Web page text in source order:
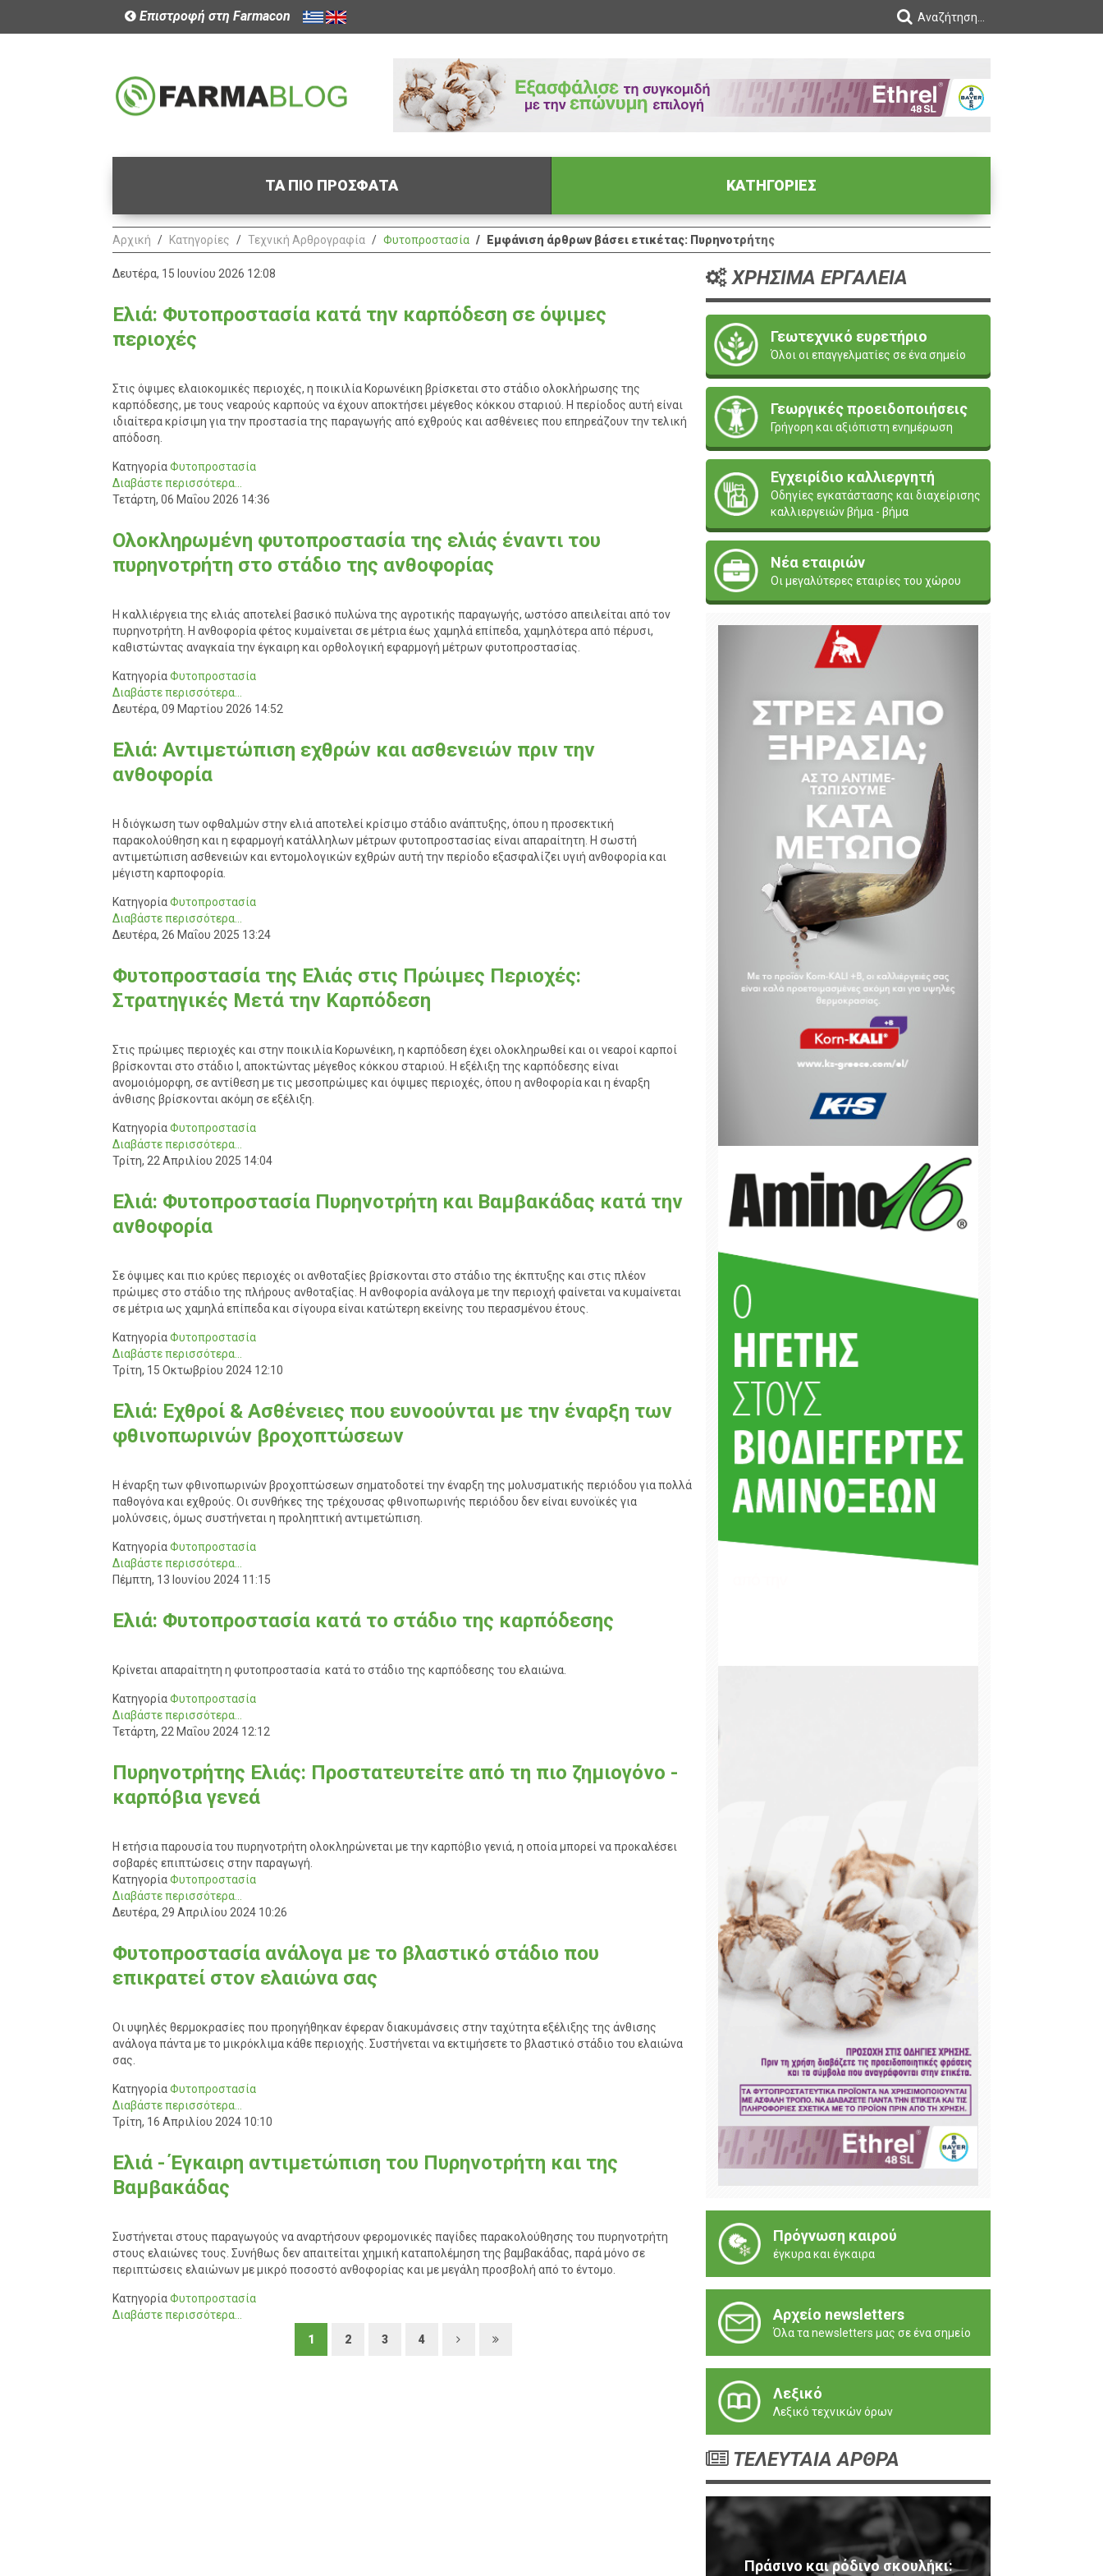
Επιστροφή στη Farmacon
ΤΑ ΠΙΟ ΠΡΟΣΦΑΤΑ ΚΑΤΗΓΟΡΙΕΣ
Αρχική Κατηγορίες Τεχνική Αρθρογραφία Φυτοπροστασία Εμφάνιση άρθρων βάσει ετικέτας: Πυρηνοτρήτης
Δευτέρα, 15 Ιουνίου 2026 12:08
Ελιά: Φυτοπροστασία κατά την καρπόδεση σε όψιμες
περιοχές
Στις όψιμες ελαιοκομικές περιοχές, η ποικιλία Κορωνέικη βρίσκεται στο στάδιο ολοκλήρωσης της
καρπόδεσης, με τους νεαρούς καρπούς να έχουν αποκτήσει μέγεθος κόκκου σταριού. Η περίοδος αυτή είναι
ιδιαίτερα κρίσιμη για την προστασία της παραγωγής από εχθρούς και ασθένειες που επηρεάζουν την τελική
απόδοση.
ΚατηγορίαΦυτοπροστασία
Διαβάστε περισσότερα...
Τετάρτη, 06 Μαΐου 2026 14:36
Ολοκληρωμένη φυτοπροστασία της ελιάς έναντι του
πυρηνοτρήτη στο στάδιο της ανθοφορίας
Η καλλιέργεια της ελιάς αποτελεί βασικό πυλώνα της αγροτικής παραγωγής, ωστόσο απειλείται από τον
πυρηνοτρήτη. Η ανθοφορία φέτος κυμαίνεται σε μέτρια έως χαμηλά επίπεδα, χαμηλότερα από πέρυσι,
καθιστώντας αναγκαία την έγκαιρη και ορθολογική εφαρμογή μέτρων φυτοπροστασίας.
ΚατηγορίαΦυτοπροστασία
Διαβάστε περισσότερα...
Δευτέρα, 09 Μαρτίου 2026 14:52
Ελιά: Αντιμετώπιση εχθρών και ασθενειών πριν την
ανθοφορία
Η διόγκωση των οφθαλμών στην ελιά αποτελεί κρίσιμο στάδιο ανάπτυξης, όπου η προσεκτική
παρακολούθηση και η εφαρμογή κατάλληλων μέτρων φυτοπροστασίας είναι απαραίτητη. Η σωστή
αντιμετώπιση ασθενειών και εντομολογικών εχθρών αυτή την περίοδο εξασφαλίζει υγιή ανθοφορία και
μέγιστη καρποφορία.
ΚατηγορίαΦυτοπροστασία
Διαβάστε περισσότερα...
Δευτέρα, 26 Μαΐου 2025 13:24
Φυτοπροστασία της Ελιάς στις Πρώιμες Περιοχές:
Στρατηγικές Μετά την Καρπόδεση
Στις πρώιμες περιοχές και στην ποικιλία Κορωνέικη, η καρπόδεση έχει ολοκληρωθεί και οι νεαροί καρποί
βρίσκονται στο στάδιο Ι, αποκτώντας μέγεθος κόκκου σταριού. Η εξέλιξη της καρπόδεσης είναι
ανομοιόμορφη, σε αντίθεση με τις μεσοπρώιμες και όψιμες περιοχές, όπου η ανθοφορία και η έναρξη
άνθισης βρίσκονται ακόμη σε εξέλιξη.
ΚατηγορίαΦυτοπροστασία
Διαβάστε περισσότερα...
Τρίτη, 22 Απριλίου 2025 14:04
Ελιά: Φυτοπροστασία Πυρηνοτρήτη και Βαμβακάδας κατά την
ανθοφορία
Σε όψιμες και πιο κρύες περιοχές οι ανθοταξίες βρίσκονται στο στάδιο της έκπτυξης και στις πλέον
πρώιμες στο στάδιο της πλήρους ανθοταξίας. Η ανθοφορία ανάλογα με την περιοχή φαίνεται να κυμαίνεται
σε μέτρια ως χαμηλά επίπεδα και σίγουρα είναι κατώτερη εκείνης του περασμένου έτους.
ΚατηγορίαΦυτοπροστασία
Διαβάστε περισσότερα...
Τρίτη, 15 Οκτωβρίου 2024 12:10
Ελιά: Εχθροί & Ασθένειες που ευνοούνται με την έναρξη των
φθινοπωρινών βροχοπτώσεων
Η έναρξη των φθινοπωρινών βροχοπτώσεων σηματοδοτεί την έναρξη της μολυσματικής περιόδου για πολλά
παθογόνα και εχθρούς. Οι συνθήκες της τρέχουσας φθινοπωρινής περιόδου δεν είναι ευνοϊκές για
μολύνσεις, όμως συστήνεται η προληπτική αντιμετώπιση.
ΚατηγορίαΦυτοπροστασία
Διαβάστε περισσότερα...
Πέμπτη, 13 Ιουνίου 2024 11:15
Ελιά: Φυτοπροστασία κατά το στάδιο της καρπόδεσης
Κρίνεται απαραίτητη η φυτοπροστασία κατά το στάδιο της καρπόδεσης του ελαιώνα.
ΚατηγορίαΦυτοπροστασία
Διαβάστε περισσότερα...
Τετάρτη, 22 Μαΐου 2024 12:12
Πυρηνοτρήτης Ελιάς: Προστατευτείτε από τη πιο ζημιογόνο -
καρπόβια γενεά
Η ετήσια παρουσία του πυρηνοτρήτη ολοκληρώνεται με την καρπόβιο γενιά, η οποία μπορεί να προκαλέσει
σοβαρές επιπτώσεις στην παραγωγή.
ΚατηγορίαΦυτοπροστασία
Διαβάστε περισσότερα...
Δευτέρα, 29 Απριλίου 2024 10:26
Φυτοπροστασία ανάλογα με το βλαστικό στάδιο που
επικρατεί στον ελαιώνα σας
Οι υψηλές θερμοκρασίες που προηγήθηκαν έφεραν διακυμάνσεις στην ταχύτητα εξέλιξης της άνθισης
ανάλογα πάντα με το μικρόκλιμα κάθε περιοχής. Συστήνεται να εκτιμήσετε το βλαστικό στάδιο του ελαιώνα
σας.
ΚατηγορίαΦυτοπροστασία
Διαβάστε περισσότερα...
Τρίτη, 16 Απριλίου 2024 10:10
Ελιά - Έγκαιρη αντιμετώπιση του Πυρηνοτρήτη και της
Βαμβακάδας
Συστήνεται στους παραγωγούς να αναρτήσουν φερομονικές παγίδες παρακολούθησης του πυρηνοτρήτη
στους ελαιώνες τους. Συνήθως δεν απαιτείται χημική καταπολέμηση της βαμβακάδας, παρά μόνο σε
περιπτώσεις ελαιώνων με μικρό ποσοστό ανθοφορίας και με μεγάλη προσβολή από το έντομο.
ΚατηγορίαΦυτοπροστασία
Διαβάστε περισσότερα...
1
2 3 4
ΧΡΗΣΙΜΑ ΕΡΓΑΛΕΙΑ
Γεωτεχνικό ευρετήριο
Όλοι οι επαγγελματίες σε ένα σημείο
Γεωργικές προειδοποιήσεις
Γρήγορη και αξιόπιστη ενημέρωση
Εγχειρίδιο καλλιεργητή
Οδηγίες εγκατάστασης και διαχείρισης
καλλιεργειών βήμα - βήμα
Νέα εταιριών
Οι μεγαλύτερες εταιρίες του χώρου
Πρόγνωση καιρού
έγκυρα και έγκαιρα
Αρχείο newsletters
Όλα τα newsletters μας σε ένα σημείο
Λεξικό
Λεξικό τεχνικών όρων
ΤΕΛΕΥΤΑΙΑ ΑΡΘΡΑ
Πράσινο και ρόδινο σκουλήκι: